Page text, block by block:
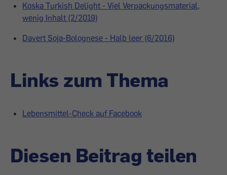
Koska Turkish Delight - Viel Verpackungsmaterial,
wenig Inhalt (2/2019)
Davert Soja-Bolognese - Halb leer (6/2016)
Links zum Thema
Lebensmittel-Check auf Facebook
Diesen Beitrag teilen